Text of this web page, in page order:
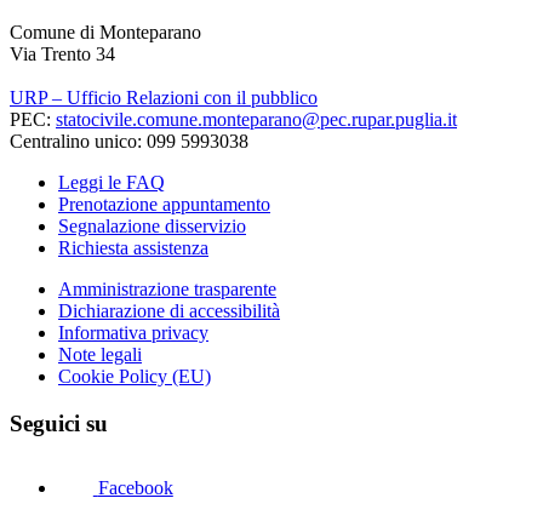
Comune di Monteparano
Via Trento 34
URP – Ufficio Relazioni con il pubblico
PEC: statocivile.comune.monteparano@pec.rupar.puglia.it
Centralino unico: 099 5993038
Leggi le FAQ
Prenotazione appuntamento
Segnalazione disservizio
Richiesta assistenza
Amministrazione trasparente
Dichiarazione di accessibilità
Informativa privacy
Note legali
Cookie Policy (EU)
Seguici su
Facebook